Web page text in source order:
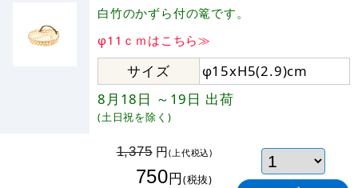
白竹のかずら付の篭です。
φ11ｃｍはこちら≫
サイズ
φ15xH5(2.9)cm
8月18日 ～19日 出荷
(土日祝を除く)
1,375円(上代税込)
750円(税抜)